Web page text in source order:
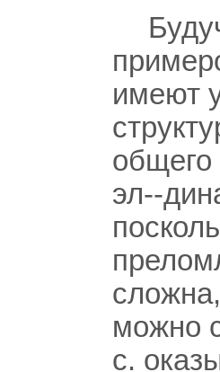
имеют
общего
эл--
можно
с.